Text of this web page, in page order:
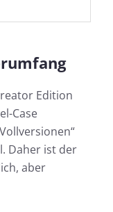
Edition
Case
Daher ist der
aber